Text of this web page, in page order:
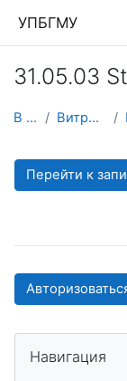
УПБГМУ
31.05.03
В начало Витрина курсов 3KL
Перейти к
Навигация